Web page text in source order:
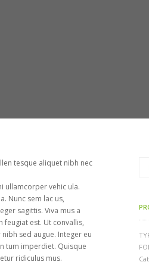
tesque aliquet nibh nec
ullamcorper vehic ula.
Nunc sem lac us,
sagittis. Viva mus a
feugiat est. Ut convallis,
sed augue. Integer eu
tum imperdiet. Quisque
ridiculus mus.